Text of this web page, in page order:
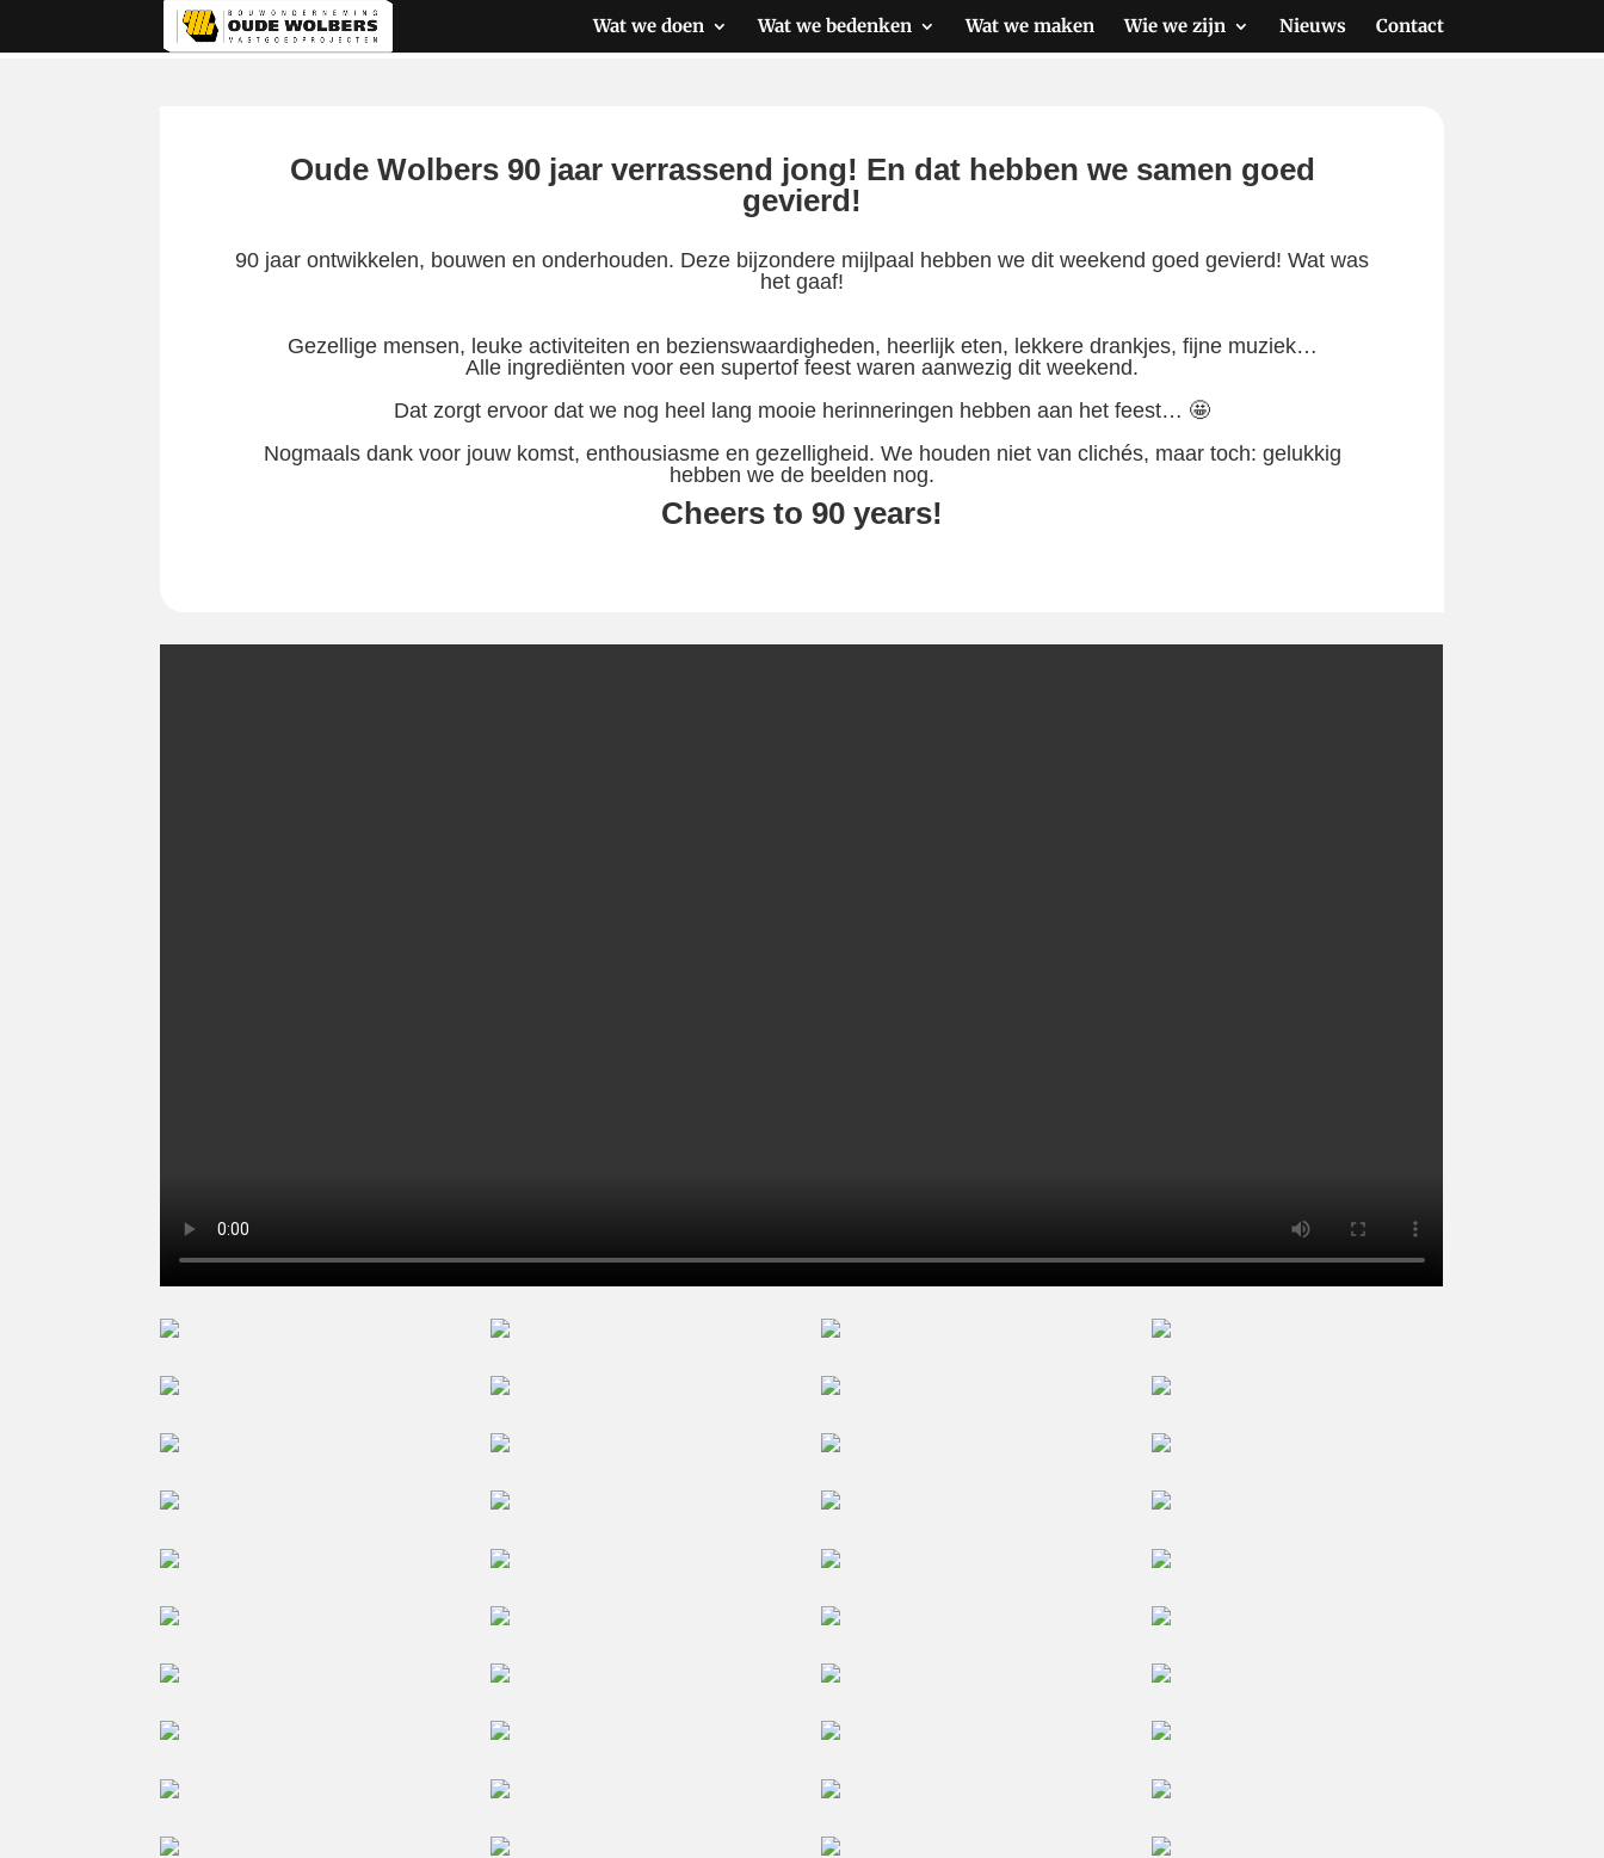
Wat we doen Wat we bedenken Wat we maken Wie we zijn Nieuws Contact
Oude Wolbers 90 jaar verrassend jong! En dat hebben we samen goed
gevierd!
90 jaar ontwikkelen, bouwen en onderhouden. Deze bijzondere mijlpaal hebben we dit weekend goed gevierd! Wat was
het gaaf!
Gezellige mensen, leuke activiteiten en bezienswaardigheden, heerlijk eten, lekkere drankjes, fijne muziek…
Alle ingrediënten voor een supertof feest waren aanwezig dit weekend.
Dat zorgt ervoor dat we nog heel lang mooie herinneringen hebben aan het feest… 🤩
Nogmaals dank voor jouw komst, enthousiasme en gezelligheid. We houden niet van clichés, maar toch: gelukkig
hebben we de beelden nog.
Cheers to 90 years!